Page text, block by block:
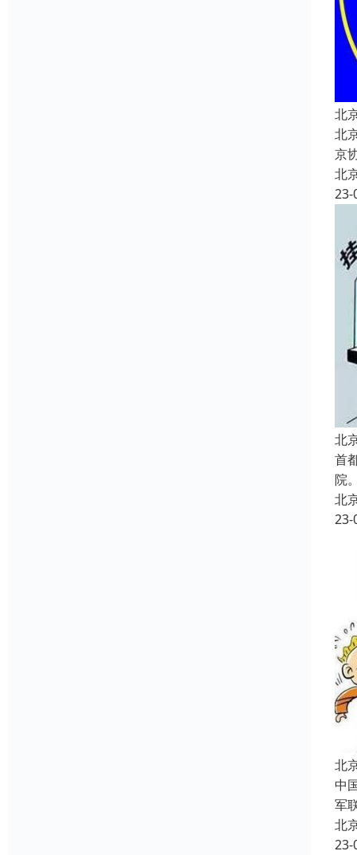
北
北
京
北
23-
北
首
院
北
23-
北
中
军
北
23-